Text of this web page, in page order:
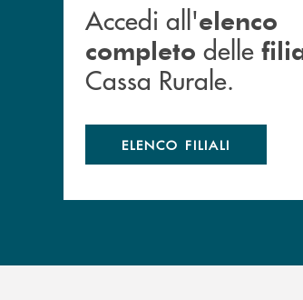
Accedi all'elenco
completo delle
Cassa Rurale.
ELENCO FILIALI